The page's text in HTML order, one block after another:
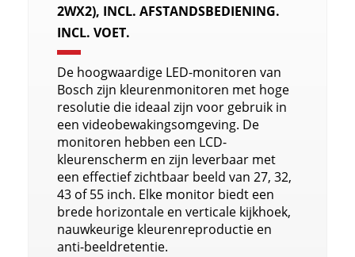
2WX2), INCL. AFSTANDSBEDIENING.
INCL. VOET.
De hoogwaardige LED-monitoren van
Bosch zijn kleurenmonitoren met hoge
resolutie die ideaal zijn voor gebruik in
een videobewakingsomgeving. De
monitoren hebben een LCD-
kleurenscherm en zijn leverbaar met
een effectief zichtbaar beeld van 27, 32,
43 of 55 inch. Elke monitor biedt een
brede horizontale en verticale kijkhoek,
nauwkeurige kleurenreproductie en
anti-beeldretentie.